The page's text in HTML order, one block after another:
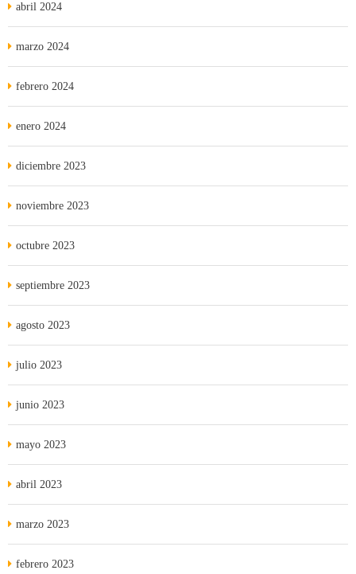
abril 2024
marzo 2024
febrero 2024
enero 2024
diciembre 2023
noviembre 2023
octubre 2023
septiembre 2023
agosto 2023
julio 2023
junio 2023
mayo 2023
abril 2023
marzo 2023
febrero 2023